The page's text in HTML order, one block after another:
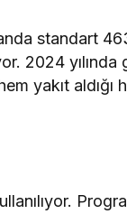
standart
2024
yakıt